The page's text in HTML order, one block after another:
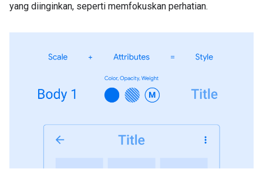
yang diinginkan, seperti memfokuskan perhatian.